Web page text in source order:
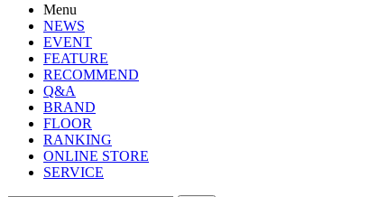
Menu
NEWS
EVENT
FEATURE
RECOMMEND
Q&A
BRAND
FLOOR
RANKING
ONLINE STORE
SERVICE